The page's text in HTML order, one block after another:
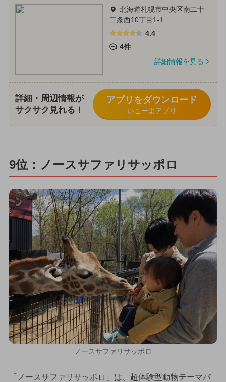
北海道札幌市中央区南二十
二条西10丁目1-1
4.4
4件
詳細情報を見る
詳細・周辺情報が
サクサク見れる！
アプリをダウンロード
いこーよアプリ
9位：ノースサファリサッポロ
ノースサファリサッポロ
「ノースサファリサッポロ」は、超体験型動物テーマパ